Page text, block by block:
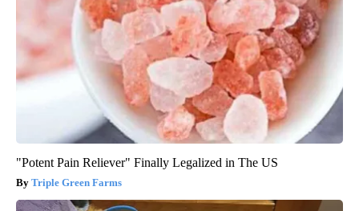
"Potent Pain Reliever" Finally Legalized in The US
Triple Green Farms